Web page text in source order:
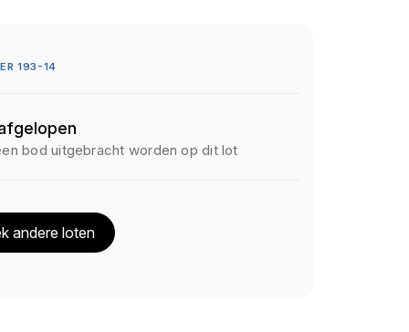
193-14
bod uitgebracht worden op dit lot
andere loten